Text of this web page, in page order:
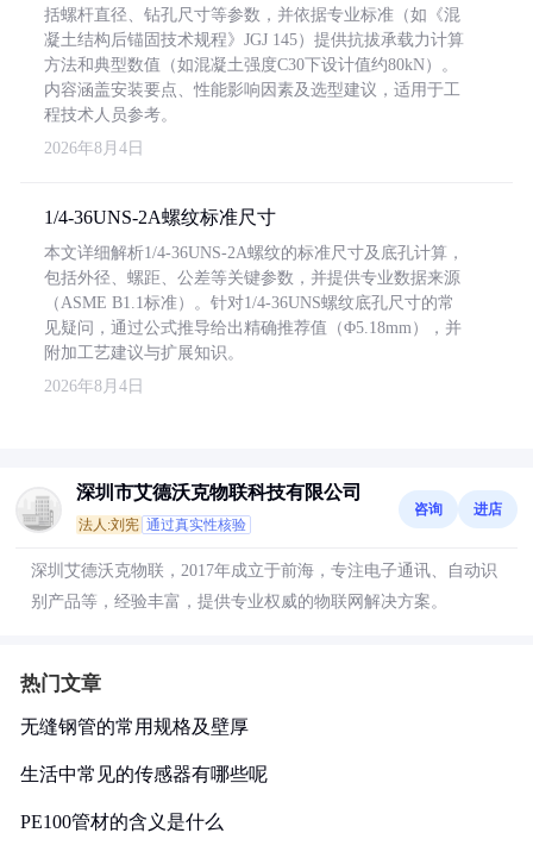
括螺杆直径、钻孔尺寸等参数，并依据专业标准（如《混
凝土结构后锚固技术规程》JGJ 145）提供抗拔承载力计算
方法和典型数值（如混凝土强度C30下设计值约80kN）。
内容涵盖安装要点、性能影响因素及选型建议，适用于工
程技术人员参考。
2026年8月4日
1/4-36UNS-2A螺纹标准尺寸
本文详细解析1/4-36UNS-2A螺纹的标准尺寸及底孔计算，
包括外径、螺距、公差等关键参数，并提供专业数据来源
（ASME B1.1标准）。针对1/4-36UNS螺纹底孔尺寸的常
见疑问，通过公式推导给出精确推荐值（Φ5.18mm），并
附加工艺建议与扩展知识。
2026年8月4日
深圳市艾德沃克物联科技有限公司
法人:刘宪 通过真实性核验
咨询 进店
深圳艾德沃克物联，2017年成立于前海，专注电子通讯、自动识
别产品等，经验丰富，提供专业权威的物联网解决方案。
热门文章
无缝钢管的常用规格及壁厚
生活中常见的传感器有哪些呢
PE100管材的含义是什么